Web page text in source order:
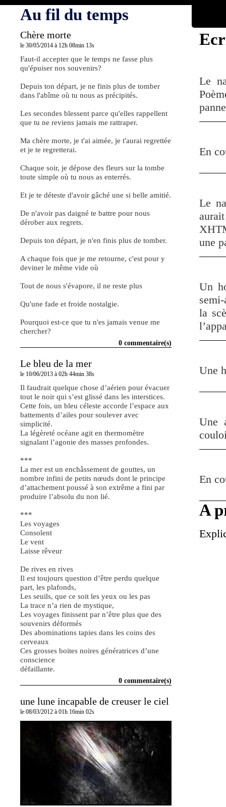
Au fil du temps
Chère morte
le 30/05/2014 à 12h 08min 13s
Faut-il accepter que le temps ne fasse plus
qu'épuiser nos souvenirs?
Depuis ton départ, je ne finis plus de tomber
dans l'abîme où tu nous as précipités.
Les secondes blessent parce qu'elles rappellent
que tu ne reviens jamais me rattraper.
Ma chère morte, je t'ai aimée, je t'aurai regrettée
et je te regretterai.
Chaque soir, je dépose des fleurs sur la tombe
toute simple où tu nous as enterrés.
Et je te déteste d'avoir gâché une si belle amitié.
De n'avoir pas daigné te battre pour nous
dérober aux regrets.
Depuis ton départ, je n'en finis plus de tomber.
A chaque fois que je me retourne, c'est pour y
deviner le même vide où
Tout de nous s'évapore, il ne reste plus
Qu'une fade et froide nostalgie.
Pourquoi est-ce que tu n'es jamais venue me
chercher?
0 commentaire(s)
Le bleu de la mer
le 10/06/2013 à 02h 44min 38s
Il faudrait quelque chose d’aérien pour évacuer
tout le noir qui s’est glissé dans les interstices.
Cette fois, un bleu céleste accorde l’espace aux
battements d’ailes pour soulever avec
simplicité.
La légèreté océane agit en thermomètre
signalant l’agonie des masses profondes.
***
La mer est un enchâssement de gouttes, un
nombre infini de petits nœuds dont le principe
d’attachement poussé à son extrême a fini par
produire l’absolu du non lié.
***
Les voyages
Consolent
Le vent
Laisse rêveur
De rives en rives
Il est toujours question d’être perdu quelque
part, les plafonds,
Les seuils, que ce soit les yeux ou les pas
La trace n’a rien de mystique,
Les voyages finissent par n’être plus que des
souvenirs déformés
Des abominations tapies dans les coins des
cerveaux
Ces grosses boites noires génératrices d’une
conscience
défaillante.
0 commentaire(s)
une lune incapable de creuser le ciel
le 08/03/2012 à 01h 16min 02s
Le
En
Le
une
Un
la
Une
Une
En
A